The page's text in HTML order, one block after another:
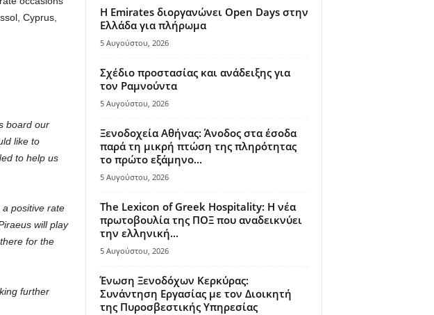
Cyprus,
board our
like to
to help us
positive rate
will play
for the
further
Η Emirates διοργανώνει Open Days στην
Ελλάδα για πλήρωμα
5 Αυγούστου, 2026
Σχέδιο προστασίας και ανάδειξης για
τον Ραμνούντα
5 Αυγούστου, 2026
Ξενοδοχεία Αθήνας: Άνοδος στα έσοδα
παρά τη μικρή πτώση της πληρότητας
το πρώτο εξάμηνο...
5 Αυγούστου, 2026
The Lexicon of Greek Hospitality: Η νέα
πρωτοβουλία της ΠΟΞ που αναδεικνύει
την ελληνική...
5 Αυγούστου, 2026
Ένωση Ξενοδόχων Κερκύρας:
Συνάντηση Εργασίας με τον Διοικητή
της Πυροσβεστικής Υπηρεσίας